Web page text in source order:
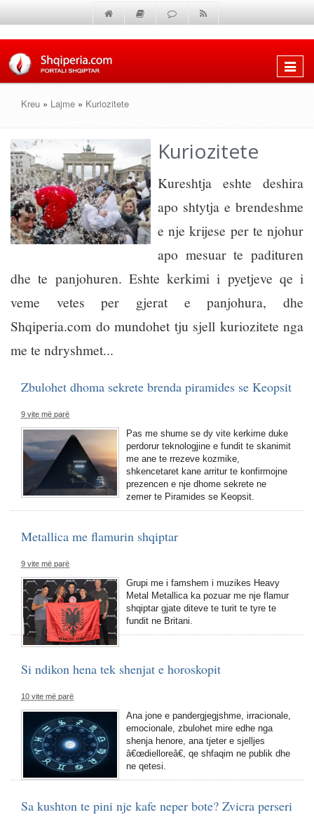
Shfaq
Kreu » Lajme » Kuriozitete
Kuriozitete
Kureshtja eshte deshira
apo shtytja e brendeshme
e nje krijese per te njohur
apo mesuar te padituren
dhe te panjohuren. Eshte kerkimi i pyetjeve qe i
veme vetes per gjerat e panjohura, dhe
Shqiperia.com do mundohet tju sjell kuriozitete nga
me te ndryshmet...
Zbulohet dhoma sekrete brenda piramides se Keopsit
9 vite më parë
Pas me shume se dy vite kerkime duke
perdorur teknologjine e fundit te skanimit
me ane te rrezeve kozmike,
shkencetaret kane arritur te konfirmojne
prezencen e nje dhome sekrete ne
zemer te Piramides se Keopsit.
Metallica me flamurin shqiptar
9 vite më parë
Grupi me i famshem i muzikes Heavy
Metal Metallica ka pozuar me nje flamur
shqiptar gjate diteve te turit te tyre te
fundit ne Britani.
Si ndikon hena tek shenjat e horoskopit
10 vite më parë
Ana jone e pandergjegjshme, irracionale,
emocionale, zbulohet mire edhe nga
shenja henore, ana tjeter e sjelljes
â€œdielloreâ€, qe shfaqim ne publik dhe
ne qetesi.
Sa kushton te pini nje kafe neper bote? Zvicra perseri